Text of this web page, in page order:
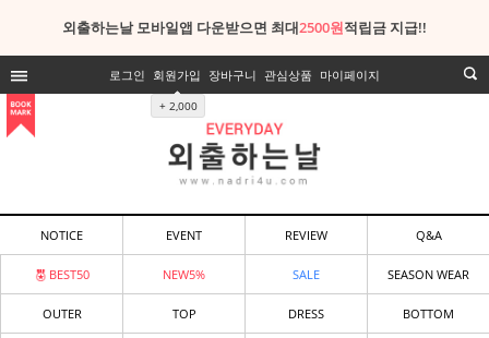
외출하는날 모바일앱 다운받으면 최대2500원적립금 지급!!
로그인 회원가입
+ 2,000
장바구니 관심상품 마이페이지
NOTICE EVENT REVIEW Q&A
BEST50 NEW5% SALE SEASON WEAR
OUTER TOP DRESS BOTTOM